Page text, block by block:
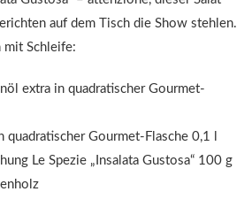
auf dem Tisch die Show stehlen.
mit Schleife:
extra in quadratischer Gourmet-
quadratischer Gourmet-Flasche 0,1 l
Le Spezie „Insalata Gustosa“ 100 g